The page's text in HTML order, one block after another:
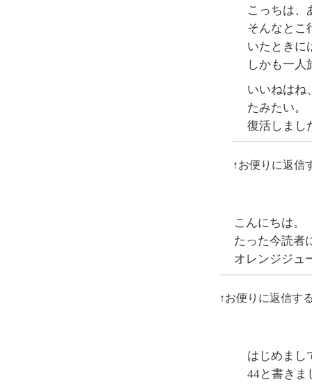
こっちは、
そんなとこ
いたときに
しかも一人
いいねはね
たみたい。
復活しまし
↑お便りに返信
こんにちは。
たった今読者
オレンジジュ
↑お便りに返信す
はじめまし
44と書きま